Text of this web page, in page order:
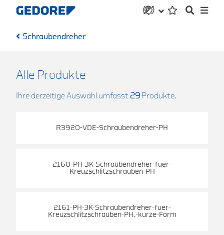
Schraubendreher
Alle Produkte
Ihre derzeitige Auswahl umfasst 29 Produkte.
R3920-VDE-Schraubendreher-PH
2160-PH-3K-Schraubendreher-fuer-
Kreuzschlitzschrauben-PH
2161-PH-3K-Schraubendreher-fuer-
Kreuzschlitzschrauben-PH,-kurze-Form